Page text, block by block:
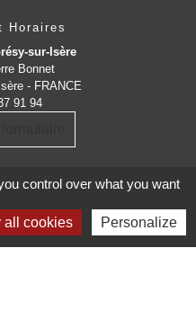
Horaires
sur-Isère
Bonnet
- FRANCE
91 94
control over what you want
all cookies Personalize